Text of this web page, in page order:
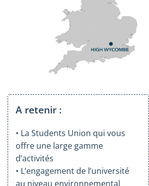
A retenir :
• La Students Union qui vous
offre une large gamme
d’activités
• L’engagement de l’université
au niveau environnemental